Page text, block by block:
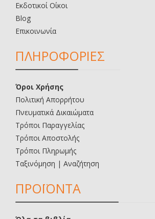
Εκδοτικοί Οίκοι
Blog
Επικοινωνία
ΠΛΗΡΟΦΟΡΙΕΣ
Όροι Χρήσης
Πολιτική Απορρήτου
Πνευματικά Δικαιώματα
Τρόποι Παραγγελίας
Τρόποι Αποστολής
Τρόποι Πληρωμής
Ταξινόμηση | Αναζήτηση
ΠΡΟΪΟΝΤΑ